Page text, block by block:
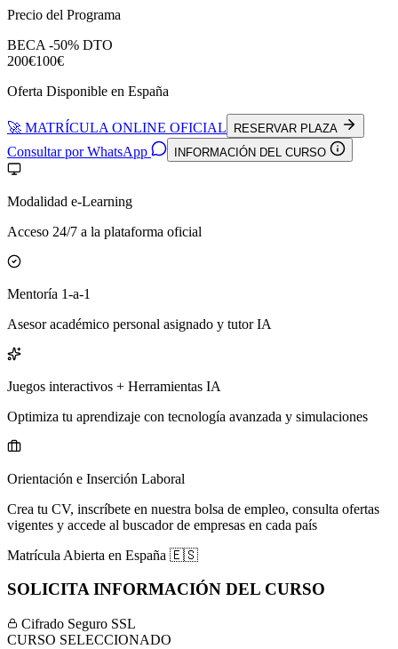
Precio del Programa
BECA -50% DTO
200€100€
Oferta Disponible en España
🚀 MATRÍCULA ONLINE OFICIAL RESERVAR PLAZA
Consultar por WhatsApp INFORMACIÓN DEL CURSO
Modalidad e-Learning
Acceso 24/7 a la plataforma oficial
Mentoría 1-a-1
Asesor académico personal asignado y tutor IA
Juegos interactivos + Herramientas IA
Optimiza tu aprendizaje con tecnología avanzada y simulaciones
Orientación e Inserción Laboral
Crea tu CV, inscríbete en nuestra bolsa de empleo, consulta ofertas
vigentes y accede al buscador de empresas en cada país
Matrícula Abierta en España 🇪🇸
SOLICITA INFORMACIÓN DEL CURSO
Cifrado Seguro SSL
CURSO SELECCIONADO